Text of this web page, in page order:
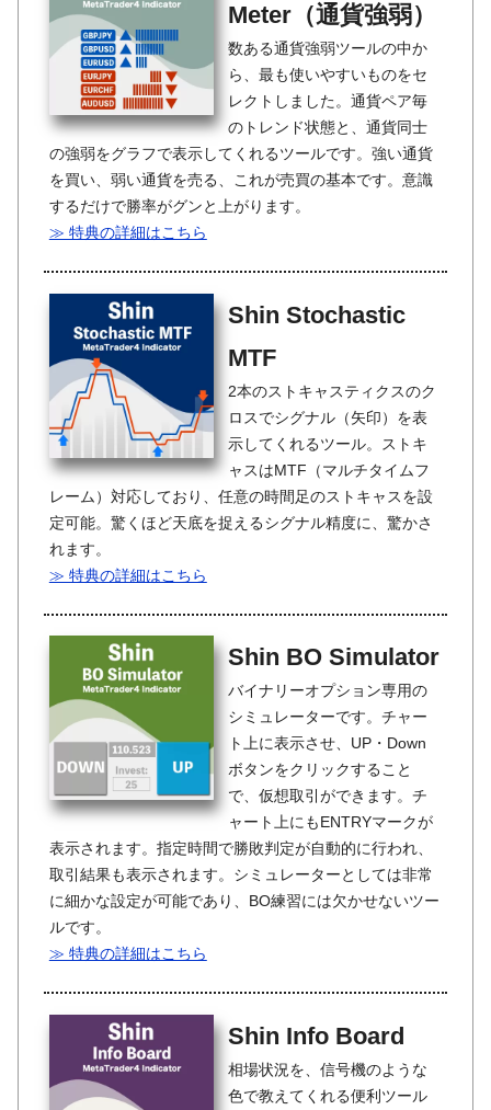
Meter（通貨強弱）
数ある通貨強弱ツールの中か
ら、最も使いやすいものをセ
レクトしました。通貨ペア毎
のトレンド状態と、通貨同士
の強弱をグラフで表示してくれるツールです。強い通貨
を買い、弱い通貨を売る、これが売買の基本です。意識
するだけで勝率がグンと上がります。
≫ 特典の詳細はこちら
Shin Stochastic
MTF
2本のストキャスティクスのク
ロスでシグナル（矢印）を表
示してくれるツール。ストキ
ャスはMTF（マルチタイムフ
レーム）対応しており、任意の時間足のストキャスを設
定可能。驚くほど天底を捉えるシグナル精度に、驚かさ
れます。
≫ 特典の詳細はこちら
Shin BO Simulator
バイナリーオプション専用の
シミュレーターです。チャー
ト上に表示させ、UP・Down
ボタンをクリックすること
で、仮想取引ができます。チ
ャート上にもENTRYマークが
表示されます。指定時間で勝敗判定が自動的に行われ、
取引結果も表示されます。シミュレーターとしては非常
に細かな設定が可能であり、BO練習には欠かせないツー
ルです。
≫ 特典の詳細はこちら
Shin Info Board
相場状況を、信号機のような
色で教えてくれる便利ツール